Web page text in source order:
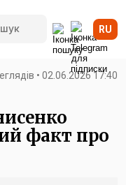
RU
• 02.06.2026 17:40
факт про